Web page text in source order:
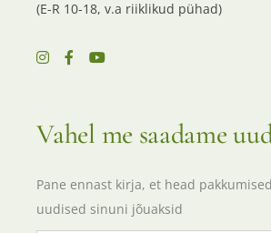
(E-R 10-18, v.a riiklikud pühad)
Vahel me saadame
Pane ennast kirja, et head
uudised sinuni jõuaksid